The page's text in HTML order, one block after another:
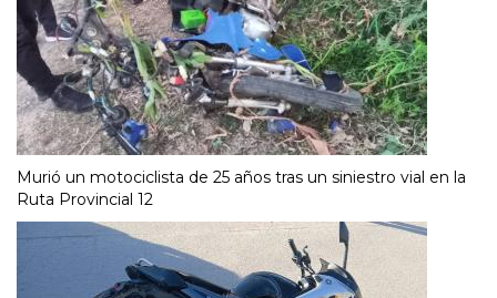
Murió un motociclista de 25 años tras un siniestro vial en la
Ruta Provincial 12